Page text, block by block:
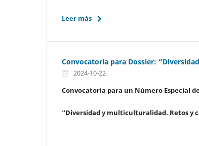
Leer más
Convocatoria para Dossier:
2024-10-22
Convocatoria para un Número Especial
“Diversidad y multiculturalidad. Retos y